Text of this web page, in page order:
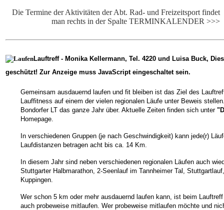
Die Termine der Aktivitäten der Abt. Rad- und Freizeitsport findet
man rechts in der Spalte TERMINKALENDER >>>
Lauftreff- Monika Kellermann, Tel. 4220 und Luisa Buck,
geschützt! Zur Anzeige muss JavaScript eingeschaltet sein.
Gemeinsam ausdauernd laufen und fit bleiben ist das Ziel des
Lauffitness auf einem der vielen regionalen Läufe unter Beweis
Bondorfer LT das ganze Jahr über. Aktuelle Zeiten finden sich unter
Homepage.
In verschiedenen Gruppen (je nach Geschwindigkeit) kann jede(r)
Laufdistanzen betragen acht bis ca. 14 Km.
In diesem Jahr sind neben verschiedenen regionalen Läufen auch
Stuttgarter Halbmarathon, 2-Seenlauf im Tannheimer Tal,
Kuppingen.
Wer schon 5 km oder mehr ausdauernd laufen kann, ist beim
auch probeweise mitlaufen. Wer probeweise mitlaufen möchte und